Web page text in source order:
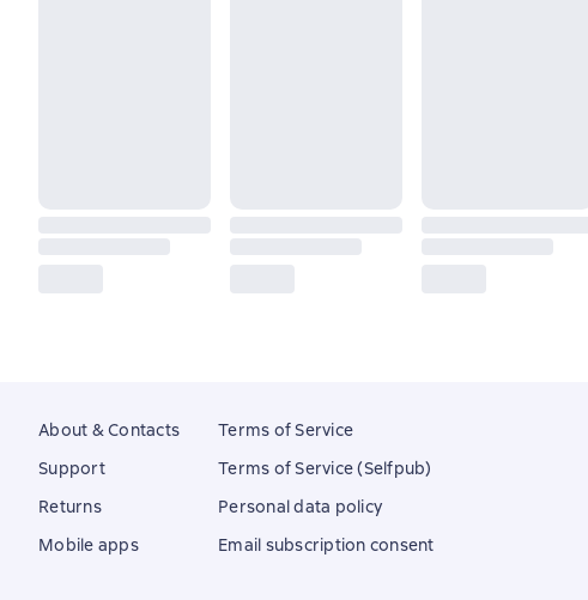
About & Contacts
Support
Returns
Mobile apps
Terms of Service
Terms of Service (Selfpub)
Personal data policy
Email subscription consent